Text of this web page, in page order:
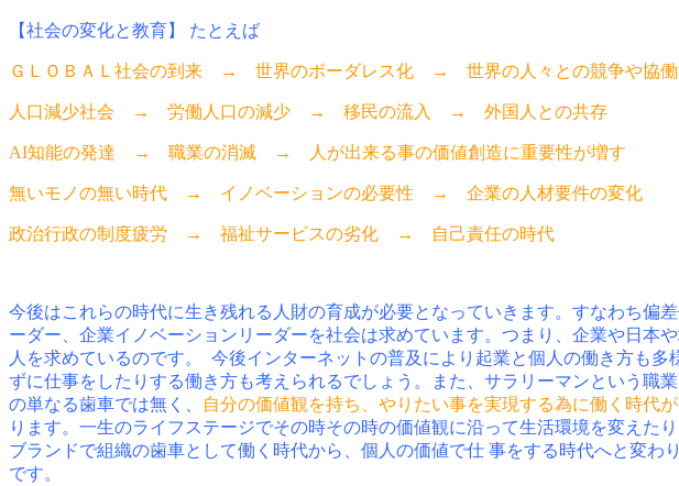
【社会の変化と教育】 たとえば
ＧＬＯＢＡＬ社会の到来 → 世界のボーダレス化 → 世界の人々との競争や協
人口減少社会 → 労働人口の減少 → 移民の流入 → 外国人との共存
AI知能の発達 → 職業の消滅 → 人が出来る事の価値創造に重要性が増す
無いモノの無い時代 → イノベーションの必要性 → 企業の人材要件の変化
政治行政の制度疲労 → 福祉サービスの劣化 → 自己責任の時代
今後はこれらの時代に生き残れる人財の育成が必要となっていきます。すなわち偏
ーダー、企業イノベーションリーダーを社会は求めています。つまり、企業や日本
人を求めているのです。
今後インターネットの普及により起業と個人の働き方も
ずに仕事をしたりする働き方も考えられるでしょう。また、サラリーマンという職
の単なる歯車では無く、
自分の価値観を持ち、やりたい事を実現する為に働く時代
ります。一生のライフステージでその時その時の価値観に沿って生活環境を変え
ブランドで組織の歯車として働く時代から、個人の価値で仕 事をする時代へと変
です。